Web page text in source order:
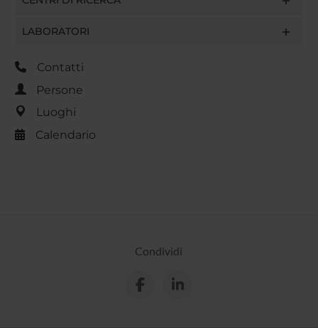
LABORATORI
Contatti
Persone
Luoghi
Calendario
Condividi